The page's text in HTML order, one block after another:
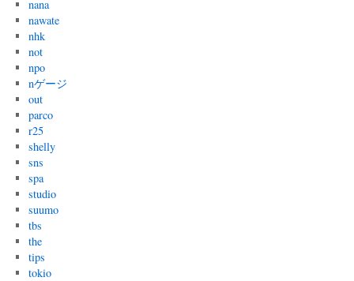
nana
nawate
nhk
not
npo
nゲージ
out
parco
r25
shelly
sns
spa
studio
suumo
tbs
the
tips
tokio